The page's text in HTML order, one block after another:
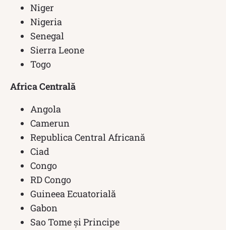
Niger
Nigeria
Senegal
Sierra Leone
Togo
Africa Centrală
Angola
Camerun
Republica Central Africană
Ciad
Congo
RD Congo
Guineea Ecuatorială
Gabon
Sao Tome și Principe